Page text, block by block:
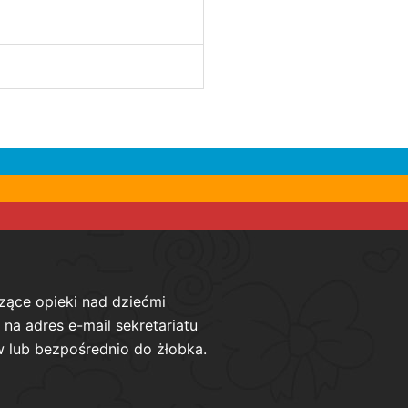
opieki nad dziećmi
adres e-mail sekretariatu
lub bezpośrednio do żłobka.